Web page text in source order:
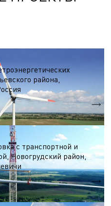
района,
с транспортной и
Новогрудский район,